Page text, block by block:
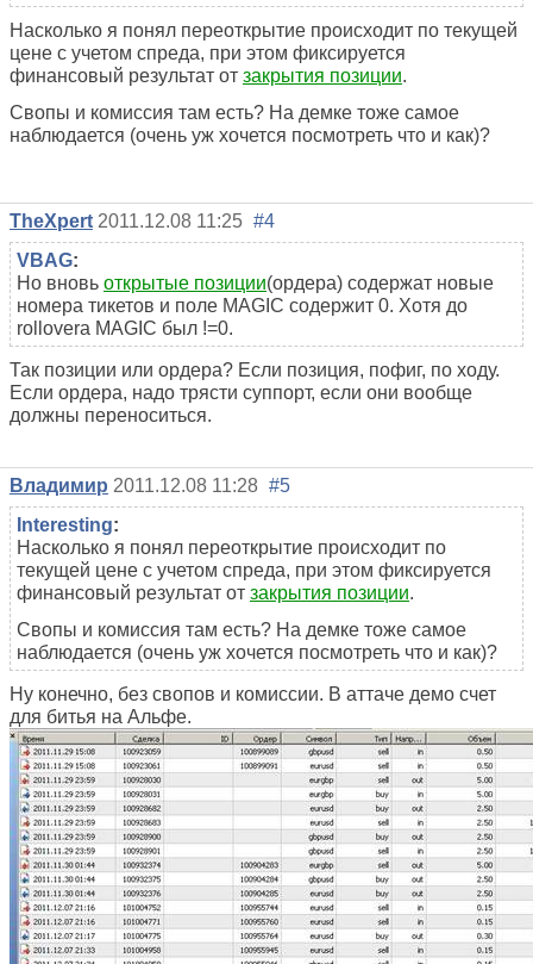
Насколько я понял переоткрытие происходит по текущей
цене с учетом спреда, при этом фиксируется
финансовый результат от закрытия позиции.
Свопы и комиссия там есть? На демке тоже самое
наблюдается (очень уж хочется посмотреть что и как)?
TheXpert 2011.12.08 11:25 #4
VBAG:
Но вновь открытые позиции(ордера) содержат новые
номера тикетов и поле MAGIC содержит 0. Хотя до
rollovera MAGIC был !=0.
Так позиции или ордера? Если позиция, пофиг, по ходу.
Если ордера, надо трясти суппорт, если они вообще
должны переноситься.
Владимир 2011.12.08 11:28 #5
Interesting:
Насколько я понял переоткрытие происходит по
текущей цене с учетом спреда, при этом фиксируется
финансовый результат от закрытия позиции.
Свопы и комиссия там есть? На демке тоже самое
наблюдается (очень уж хочется посмотреть что и как)?
Ну конечно, без свопов и комиссии. В аттаче демо счет
для битья на Альфе.